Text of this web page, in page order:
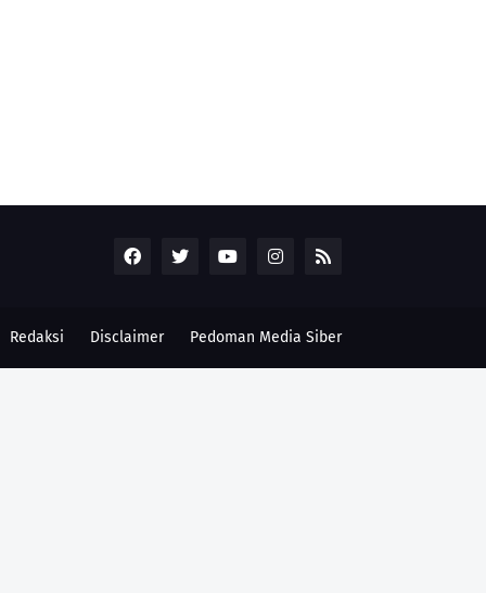
Redaksi Disclaimer Pedoman Media Siber